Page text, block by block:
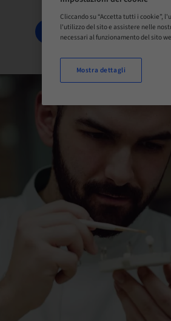
PRENOTA ORA
Cliccando su “Accetta tutti i cookie”,
l'utilizzo del sito e assistere nelle
necessari al funzionamento del sito
Mostra dettagli